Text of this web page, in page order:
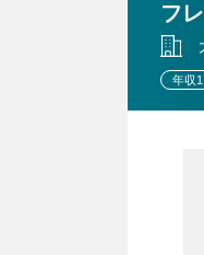
フ
年収